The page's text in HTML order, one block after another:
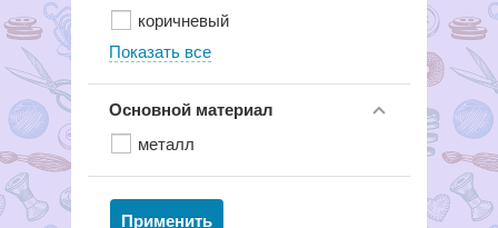
коричневый
Показать все
Основной материал
металл